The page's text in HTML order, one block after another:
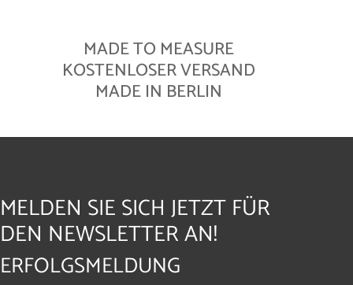
MADE TO MEASURE
KOSTENLOSER VERSAND
MADE IN BERLIN
MELDEN SIE SICH JETZT FÜR
DEN NEWSLETTER AN!
ERFOLGSMELDUNG